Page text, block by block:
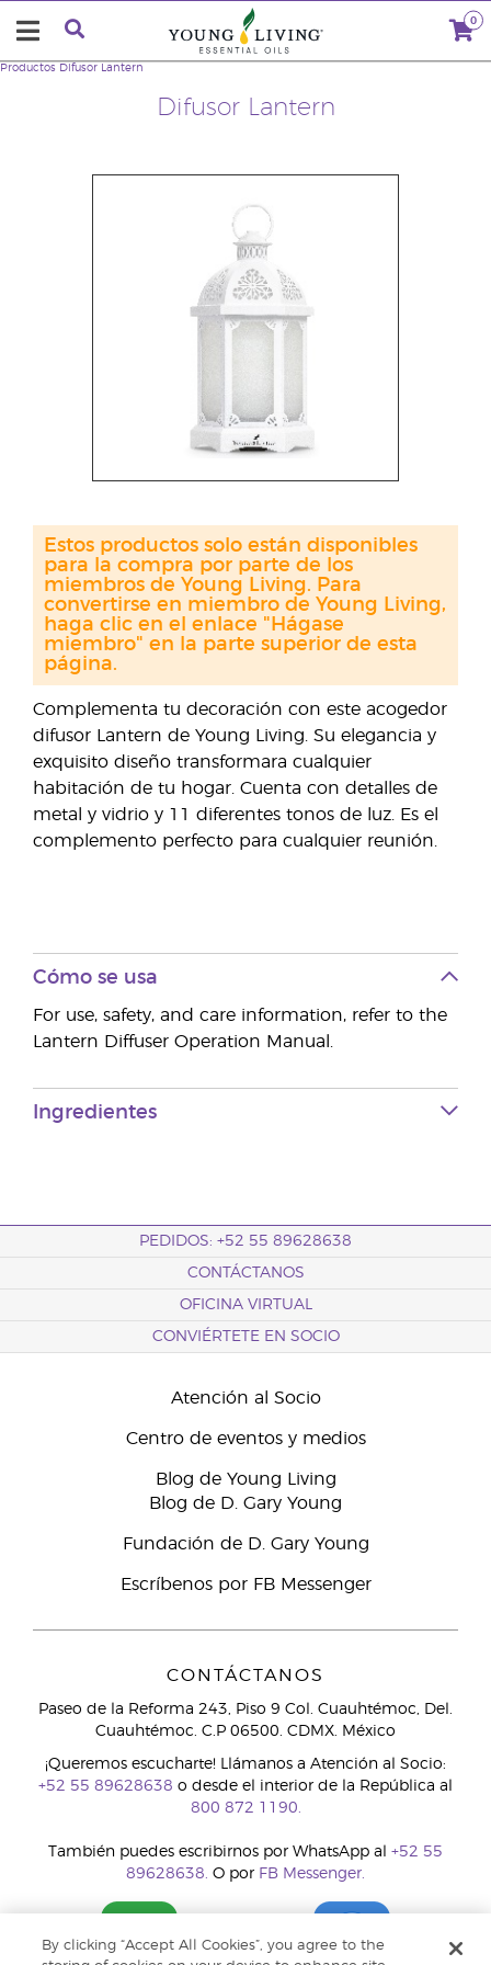
0
Difusor Lantern
Productos Difusor Lantern
Complementa tu decoración con este acogedor
difusor Lantern de Young Living. Su elegancia y
exquisito diseño transformara cualquier
habitación de tu hogar. Cuenta con detalles de
metal y vidrio y 11 diferentes tonos de luz. Es el
complemento perfecto para cualquier reunión.
Estos productos solo están disponibles
para la compra por parte de los
miembros de Young Living. Para
convertirse en miembro de Young Living,
haga clic en el enlace "Hágase
miembro" en la parte superior de esta
página.
Cómo se usa
For use, safety, and care information, refer to the
Lantern Diffuser Operation Manual.
Ingredientes
PEDIDOS: +52 55 89628638
CONTÁCTANOS
OFICINA VIRTUAL
CONVIÉRTETE EN SOCIO
Atención al Socio
Centro de eventos y medios
Blog de Young Living
Blog de D. Gary Young
Fundación de D. Gary Young
Escríbenos por FB Messenger
CONTÁCTANOS
Paseo de la Reforma 243, Piso 9 Col. Cuauhtémoc, Del.
Cuauhtémoc. C.P 06500. CDMX. México
¡Queremos escucharte! Llámanos a Atención al Socio:
+52 55 89628638 o desde el interior de la República al
800 872 1190.
También puedes escribirnos por WhatsApp al +52 55
89628638. O por FB Messenger.
By clicking “Accept All Cookies”, you agree to the